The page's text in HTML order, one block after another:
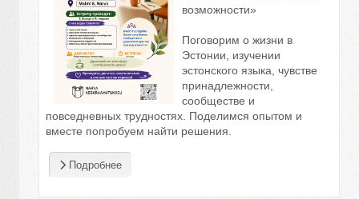
возможности»
Поговорим о жизни в
Эстонии, изучении
эстонского языка, чувстве
принадлежности,
сообществе и
повседневных трудностях. Поделимся опытом и
вместе попробуем найти решения.
Подробнее